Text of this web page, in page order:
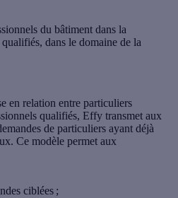
du bâtiment dans la
dans le domaine de la
en relation entre particuliers
qualifiés, Effy transmet aux
de particuliers ayant déjà
Ce modèle permet aux
ciblées ;